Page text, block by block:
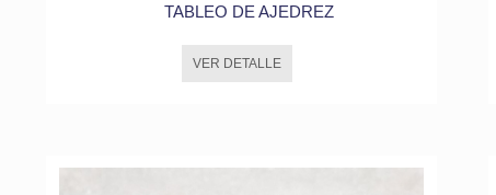
TABLEO DE AJEDREZ
VER DETALLE